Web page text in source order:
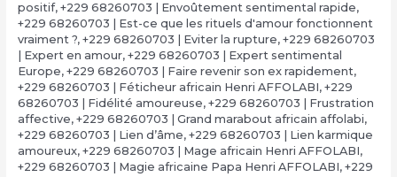
positif, +229 68260703 | Envoûtement sentimental rapide,
+229 68260703 | Est-ce que les rituels d'amour fonctionnent
vraiment ?, +229 68260703 | Eviter la rupture, +229 68260703
| Expert en amour, +229 68260703 | Expert sentimental
Europe, +229 68260703 | Faire revenir son ex rapidement,
+229 68260703 | Féticheur africain Henri AFFOLABI, +229
68260703 | Fidélité amoureuse, +229 68260703 | Frustration
affective, +229 68260703 | Grand marabout africain affolabi,
+229 68260703 | Lien d’âme, +229 68260703 | Lien karmique
amoureux, +229 68260703 | Mage africain Henri AFFOLABI,
+229 68260703 | Magie africaine Papa Henri AFFOLABI, +229